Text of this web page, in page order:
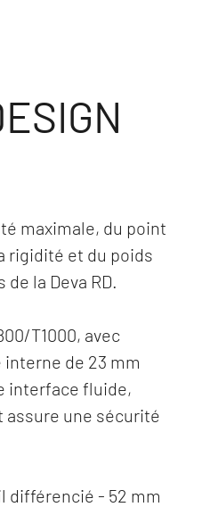
maximale, du point
rigidité et du poids
la Deva RD.
T1000, avec
de 23 mm
interface fluide,
une sécurité
différencié - 52 mm